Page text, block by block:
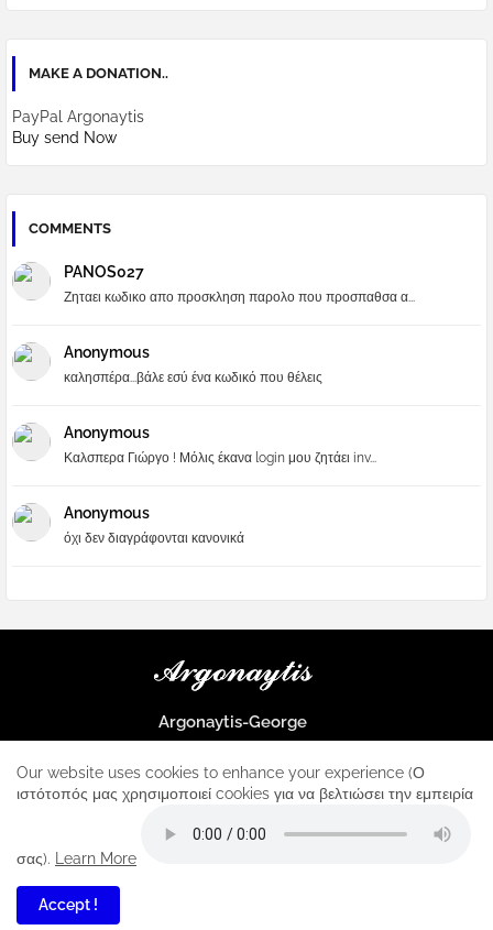
MAKE A DONATION..
PayPal Argonaytis
Buy send Now
COMMENTS
PANOS027
Ζηταει κωδικο απο προσκληση παρολο που προσπαθσα α...
Anonymous
καλησπέρα...βάλε εσύ ένα κωδικό που θέλεις
Anonymous
Καλσπερα Γιώργο ! Μόλις έκανα login μου ζητάει inv...
Anonymous
όχι δεν διαγράφονται κανονικά
Argonaytis-George
μοναδικός σταθμός για κάθε iphone
All Right Reserved Copyright ...
Home
Our website uses cookies to enhance your experience (Ο
ιστότοπός μας χρησιμοποιεί cookies για να βελτιώσει την εμπειρία
σας). Learn More
Accept !